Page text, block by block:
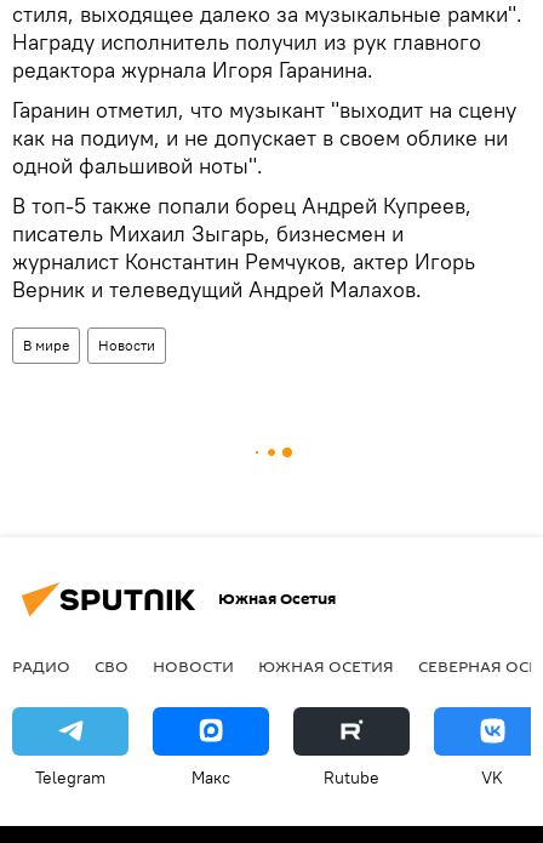
стиля, выходящее далеко за музыкальные рамки".
Награду исполнитель получил из рук главного
редактора журнала Игоря Гаранина.
Гаранин отметил, что музыкант "выходит на сцену
как на подиум, и не допускает в своем облике ни
одной фальшивой ноты".
В топ-5 также попали борец Андрей Купреев,
писатель Михаил Зыгарь, бизнесмен и
журналист Константин Ремчуков, актер Игорь
Верник и телеведущий Андрей Малахов.
В мире Новости
Южная Осетия
РАДИО СВО НОВОСТИ ЮЖНАЯ ОСЕТИЯ СЕВЕРНАЯ
Telegram Макс Rutube VK